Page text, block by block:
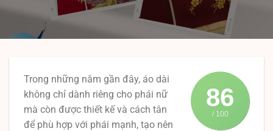
86
/ 100
Trong những năm gần đây, áo dài
không chỉ dành riêng cho phái nữ
mà còn được thiết kế và cách tân
để phù hợp với phái mạnh, tạo nên